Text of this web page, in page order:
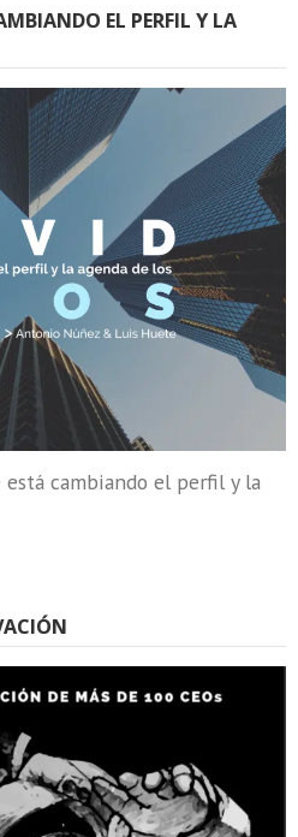
EL PERFIL Y LA
está cambiando el perfil y la